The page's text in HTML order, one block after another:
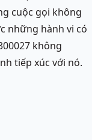
cuộc gọi không
những hành vi có
không
tiếp xúc với nó.